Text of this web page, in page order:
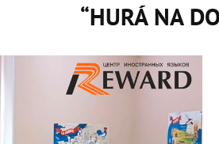
“HURÁ NA